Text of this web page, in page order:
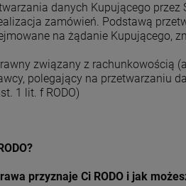
NIERDZEWNEJ 45X35
danych Kupującego
zamówień. Podstawą
na żądanie Kupującego,
związany z rachunkowością
polegający na przetwarzaniu
1 lit. f RODO)
przyznaje Ci RODO i jak